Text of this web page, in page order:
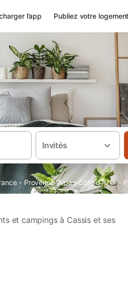
l’app Publiez votre logement
Invités
· Provence-Alpes-Côte d'Azur ·
et campings à Cassis et ses